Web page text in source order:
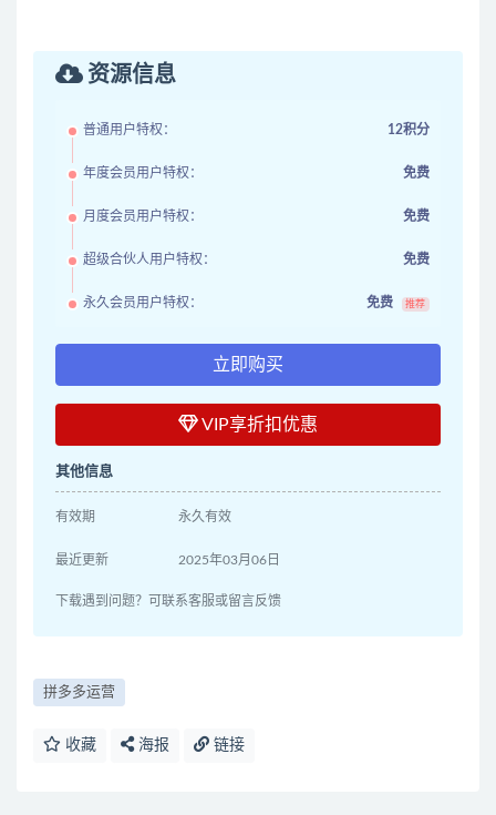
资源信息
普通用户特权： 12积分
年度会员用户特权： 免费
月度会员用户特权： 免费
超级合伙人用户特权： 免费
永久会员用户特权： 免费 推荐
立即购买
VIP享折扣优惠
其他信息
有效期 永久有效
最近更新 2025年03月06日
下载遇到问题？可联系客服或留言反馈
拼多多运营
收藏 海报 链接